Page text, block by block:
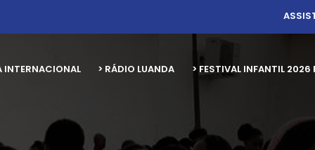
INTERNACIONAL > RÁDIO LUANDA > FESTIVAL INFANTIL